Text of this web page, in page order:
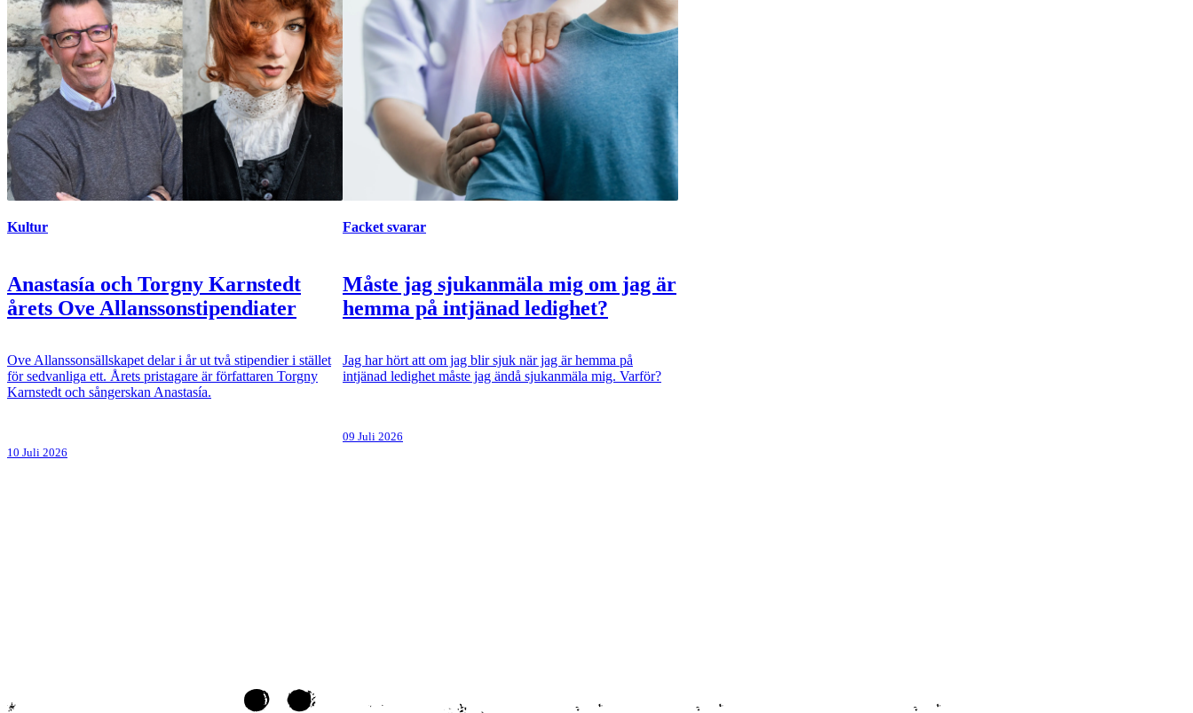
Kultur
Anastasía och Torgny Karnstedt
årets Ove Allanssonstipendiater
Ove Allanssonsällskapet delar i år ut två stipendier i stället
för sedvanliga ett. Årets pristagare är författaren Torgny
Karnstedt och sångerskan Anastasía.
10 Juli 2026
Facket svarar
Måste jag sjukanmäla mig om jag är
hemma på intjänad ledighet?
Jag har hört att om jag blir sjuk när jag är hemma på
intjänad ledighet måste jag ändå sjukanmäla mig. Varför?
09 Juli 2026